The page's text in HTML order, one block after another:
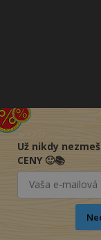
Už nikdy
CENY 🙂📚